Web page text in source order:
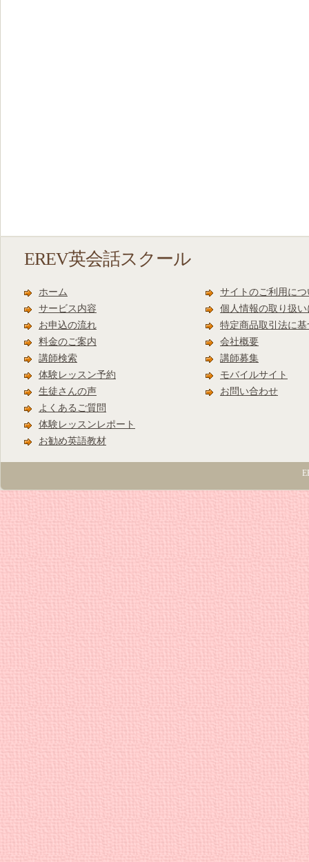
EREV英会話スクール
ホーム
サービス内容
お申込の流れ
料金のご案内
講師検索
体験レッスン予約
生徒さんの声
よくあるご質問
体験レッスンレポート
お勧め英語教材
サイトのご利用につ
個人情報の取り扱
特定商品取引法に
会社概要
講師募集
モバイルサイト
お問い合わせ